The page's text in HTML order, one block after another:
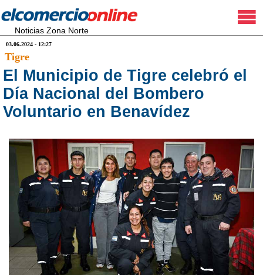
Noticias Zona Norte
03.06.2024 - 12:27
Tigre
El Municipio de Tigre celebró el
Día Nacional del Bombero
Voluntario en Benavídez